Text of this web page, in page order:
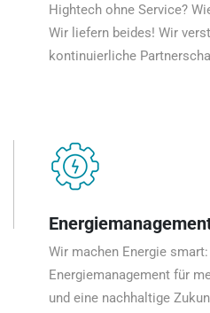
Hightech ohne Service?
Wir liefern beides! Wir
kontinuierliche
Wir machen Energie
Energiemanagement für
und eine nachhaltige